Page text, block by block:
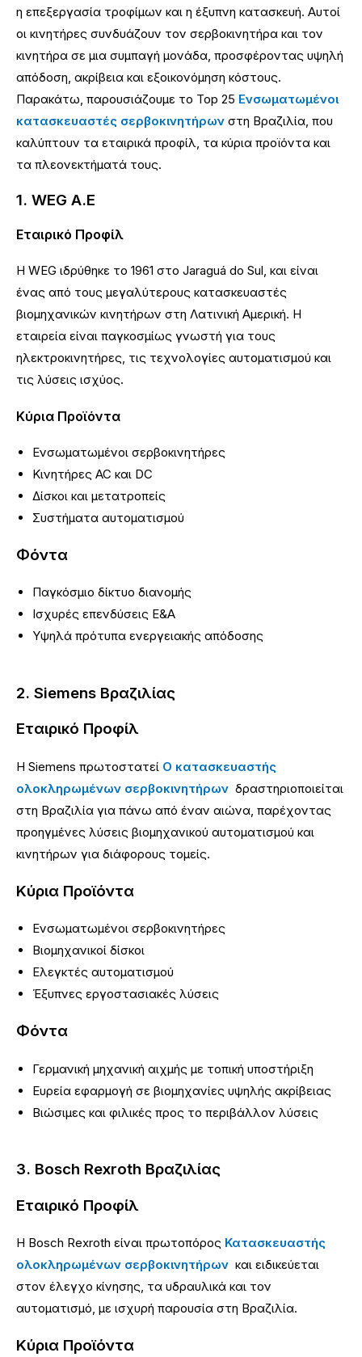
η επεξεργασία τροφίμων και η έξυπνη κατασκευή. Αυτοί
οι κινητήρες συνδυάζουν τον σερβοκινητήρα και τον
κινητήρα σε μια συμπαγή μονάδα, προσφέροντας υψηλή
απόδοση, ακρίβεια και εξοικονόμηση κόστους.
Παρακάτω, παρουσιάζουμε το Top 25 Ενσωματωμένοι
κατασκευαστές σερβοκινητήρων στη Βραζιλία, που
καλύπτουν τα εταιρικά προφίλ, τα κύρια προϊόντα και
τα πλεονεκτήματά τους.
1. WEG Α.Ε
Εταιρικό Προφίλ
Η WEG ιδρύθηκε το 1961 στο Jaraguá do Sul, και είναι
ένας από τους μεγαλύτερους κατασκευαστές
βιομηχανικών κινητήρων στη Λατινική Αμερική. Η
εταιρεία είναι παγκοσμίως γνωστή για τους
ηλεκτροκινητήρες, τις τεχνολογίες αυτοματισμού και
τις λύσεις ισχύος.
Κύρια Προϊόντα
Ενσωματωμένοι σερβοκινητήρες
Κινητήρες AC και DC
Δίσκοι και μετατροπείς
Συστήματα αυτοματισμού
Φόντα
Παγκόσμιο δίκτυο διανομής
Ισχυρές επενδύσεις Ε&Α
Υψηλά πρότυπα ενεργειακής απόδοσης
2. Siemens Βραζιλίας
Εταιρικό Προφίλ
Η Siemens πρωτοστατεί Ο κατασκευαστής
ολοκληρωμένων σερβοκινητήρων δραστηριοποιείται
στη Βραζιλία για πάνω από έναν αιώνα, παρέχοντας
προηγμένες λύσεις βιομηχανικού αυτοματισμού και
κινητήρων για διάφορους τομείς.
Κύρια Προϊόντα
Ενσωματωμένοι σερβοκινητήρες
Βιομηχανικοί δίσκοι
Ελεγκτές αυτοματισμού
Έξυπνες εργοστασιακές λύσεις
Φόντα
Γερμανική μηχανική αιχμής με τοπική υποστήριξη
Ευρεία εφαρμογή σε βιομηχανίες υψηλής ακρίβειας
Βιώσιμες και φιλικές προς το περιβάλλον λύσεις
3. Bosch Rexroth Βραζιλίας
Εταιρικό Προφίλ
Η Bosch Rexroth είναι πρωτοπόρος Κατασκευαστής
ολοκληρωμένων σερβοκινητήρων και ειδικεύεται
στον έλεγχο κίνησης, τα υδραυλικά και τον
αυτοματισμό, με ισχυρή παρουσία στη Βραζιλία.
Κύρια Προϊόντα